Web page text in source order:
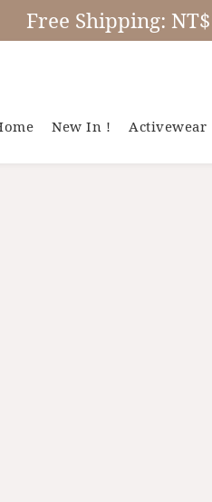
Free Shipping:
New In ! Activewear